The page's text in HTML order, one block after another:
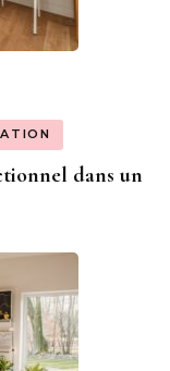
dans un